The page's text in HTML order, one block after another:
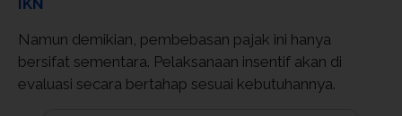
IKN
Namun demikian, pembebasan pajak ini hanya
bersifat sementara. Pelaksanaan insentif akan di
evaluasi secara bertahap sesuai kebutuhannya.